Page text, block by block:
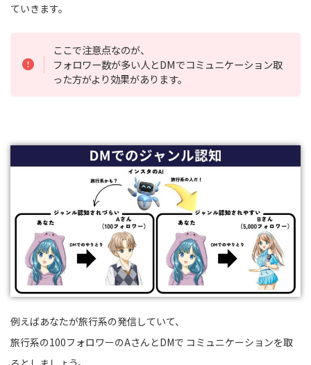
ていきます。
ここで注意点なのが、
フォロワー数が多い人とDMでコミュニケーション取
った方がより効果があります。
例えばあなたが旅行系の発信していて、
旅行系の100フォロワーのAさんとDMで コミュニケーションを取